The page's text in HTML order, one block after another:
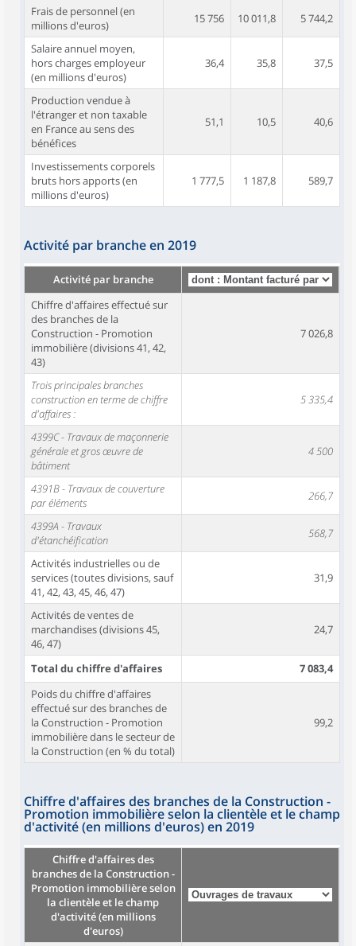
Frais de personnel (en
millions d'euros)
15 756 10 011,8 5 744,2
Salaire annuel moyen,
hors charges employeur
(en millions d'euros)
36,4 35,8 37,5
Production vendue à
l'étranger et non taxable
en France au sens des
bénéfices
51,1 10,5 40,6
Investissements corporels
bruts hors apports (en
millions d'euros)
1 777,5 1 187,8 589,7
Activité par branche en 2019
Activité par branche
Chiffre d'affaires effectué sur
des branches de la
Construction - Promotion
immobilière (divisions 41, 42,
43)
7 026,8
Trois principales branches
construction en terme de chiffre
d'affaires :
5 335,4
4399C - Travaux de maçonnerie
générale et gros œuvre de
bâtiment
4 500
4391B - Travaux de couverture
par éléments
266,7
4399A - Travaux
d'étanchéification
568,7
Activités industrielles ou de
services (toutes divisions, sauf
41, 42, 43, 45, 46, 47)
31,9
Activités de ventes de
marchandises (divisions 45,
46, 47)
24,7
Total du chiffre d'affaires
7 083,4
Poids du chiffre d'affaires
effectué sur des branches de
la Construction - Promotion
immobilière dans le secteur de
la Construction (en % du total)
99,2
Chiffre d'affaires des branches de la Construction -
Promotion immobilière selon la clientèle et le champ
d'activité (en millions d'euros) en 2019
Chiffre d'affaires des
branches de la Construction -
Promotion immobilière selon
la clientèle et le champ
d'activité (en millions
d'euros)